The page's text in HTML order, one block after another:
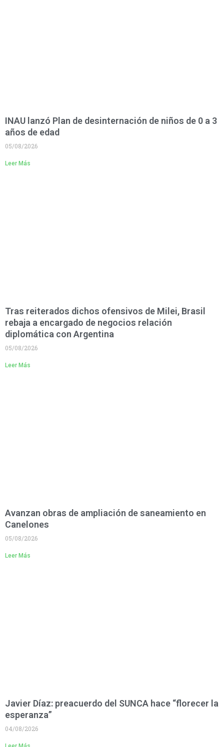
INAU lanzó Plan de desinternación de niños de 0 a 3
años de edad
05/08/2026
Leer Más
Tras reiterados dichos ofensivos de Milei, Brasil
rebaja a encargado de negocios relación
diplomática con Argentina
05/08/2026
Leer Más
Avanzan obras de ampliación de saneamiento en
Canelones
05/08/2026
Leer Más
Javier Díaz: preacuerdo del SUNCA hace “florecer la
esperanza”
04/08/2026